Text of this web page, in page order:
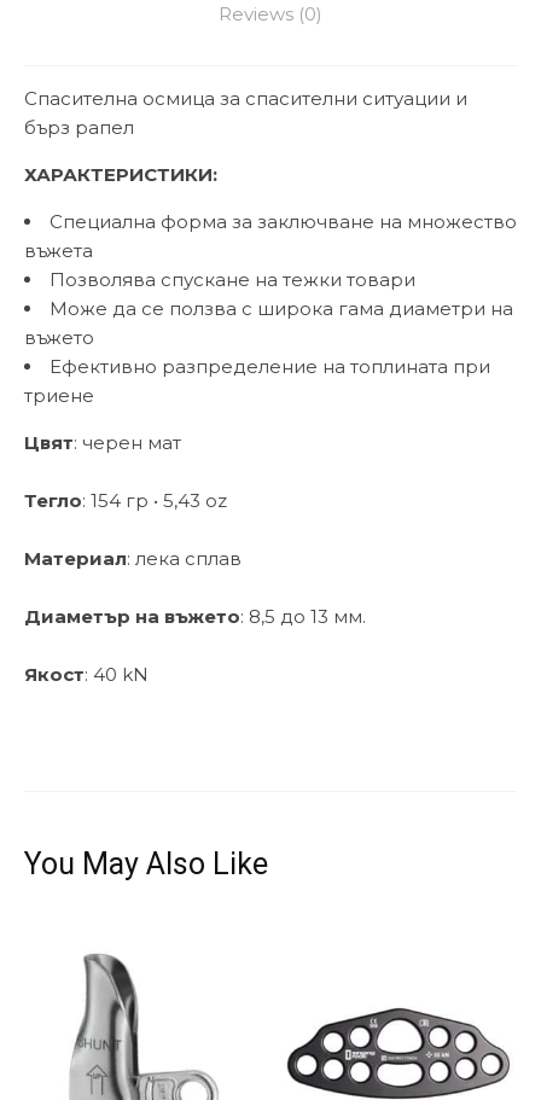
Reviews (0)
Спасителна осмица за спасителни ситуации и
бърз рапел
ХАРАКТЕРИСТИКИ:
Специална форма за заключване на множество
въжета
Позволява спускане на тежки товари
Може да се ползва с широка гама диаметри на
въжето
Ефективно разпределение на топлината при
триене
Цвят: черен мат
Тегло: 154 гр • 5,43 oz
Материал: лека сплав
Диаметър на въжето: 8,5 до 13 мм.
Якост: 40 kN
You May Also Like